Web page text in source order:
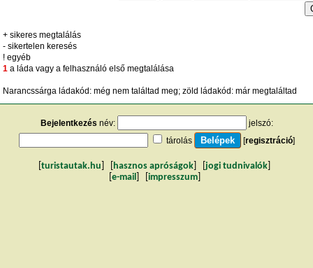
+ sikeres megtalálás
- sikertelen keresés
! egyéb
1 a láda vagy a felhasználó első megtalálása
Narancssárga ládakód: még nem találtad meg; zöld ládakód: már megtaláltad
Bejelentkezés név:
jelszó:
tárolás
[regisztráció]
turistautak.hu hasznos apróságok jogi tudnivalók
e-mail impresszum]